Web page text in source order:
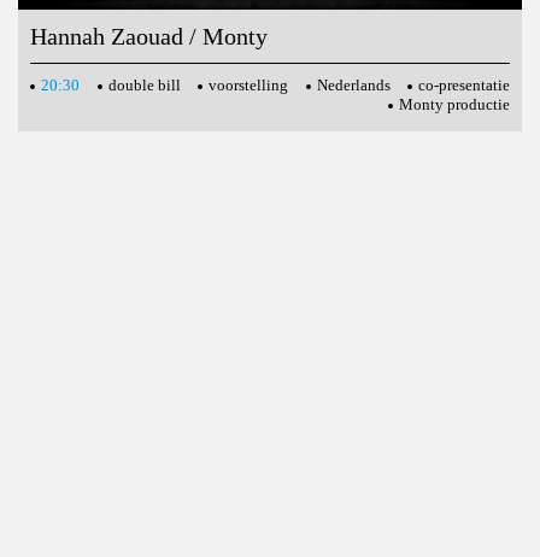
Hannah Zaouad / Monty
20:30 double bill voorstelling Nederlands
co-presentatie
Monty productie